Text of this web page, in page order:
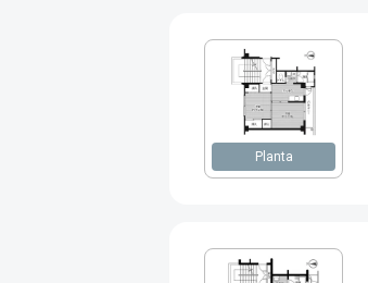
Planta